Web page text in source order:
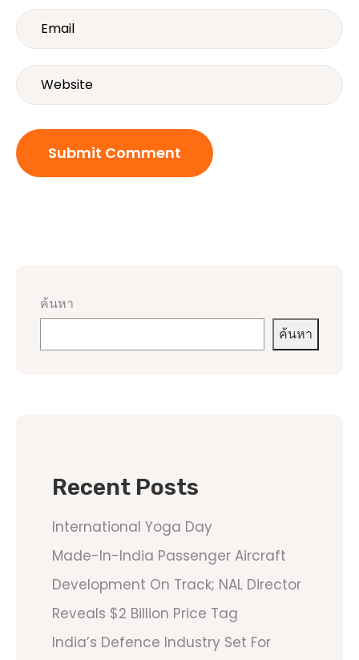
ค้นหา
ค้นหา
Recent Posts
International Yoga Day
Made-In-India Passenger Aircraft
Development On Track; NAL Director
Reveals $2 Billion Price Tag
India’s Defence Industry Set For